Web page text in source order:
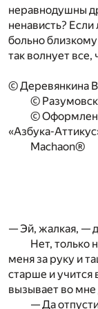
неравнодушны
ненависть?
больно
так волнует все,
© Деревянкина
©
©
«Азбука-
Machaon®
— Эй, жалкая, —
Нет, только
меня за руку и
старше и учится
вызывает во мне
— Да